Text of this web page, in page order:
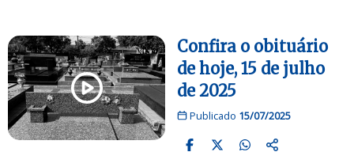
Confira o obituário
de hoje, 15 de julho
de 2025
Publicado 15/07/2025